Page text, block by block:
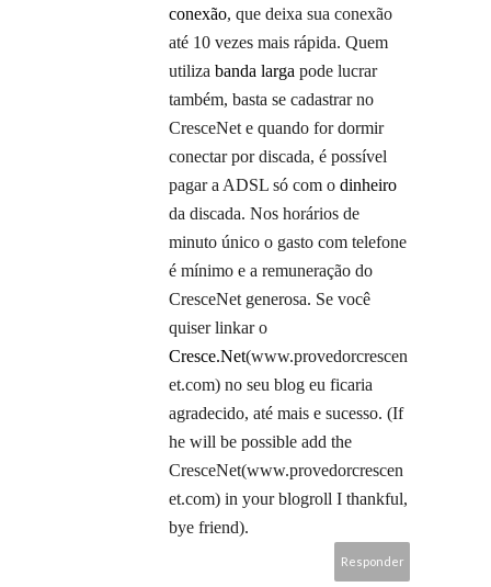
conexão, que deixa sua conexão
até 10 vezes mais rápida. Quem
utiliza banda larga pode lucrar
também, basta se cadastrar no
CresceNet e quando for dormir
conectar por discada, é possível
pagar a ADSL só com o dinheiro
da discada. Nos horários de
minuto único o gasto com telefone
é mínimo e a remuneração do
CresceNet generosa. Se você
quiser linkar o
Cresce.Net(www.provedorcrescen
et.com) no seu blog eu ficaria
agradecido, até mais e sucesso. (If
he will be possible add the
CresceNet(www.provedorcrescen
et.com) in your blogroll I thankful,
bye friend).
Responder